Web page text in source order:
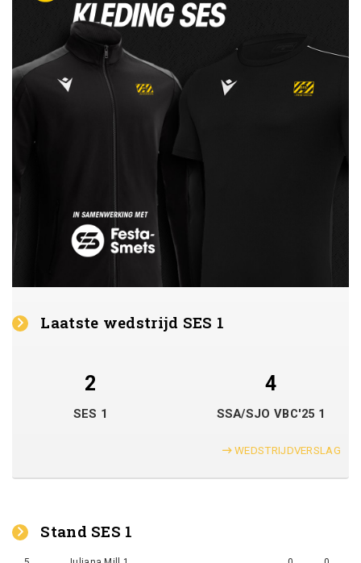
Laatste wedstrijd SES 1
2 4
SES 1 SSA/SJO VBC'25 1
WEDSTRIJDVERSLAG
Stand SES 1